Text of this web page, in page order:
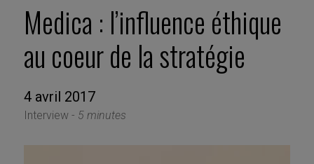
Medica : l’influence éthique
au coeur de la stratégie
4 avril 2017
Interview - 5 minutes